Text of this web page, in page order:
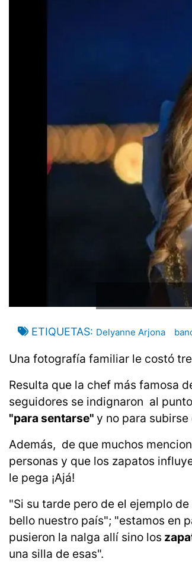
ETIQUETAS Delyanne Arjona
Una fotografía familiar le costó
Resulta que la chef más famosa
seguidores se indignaron al
"para sentarse" y no para subirse
Además, de que muchos
personas y que los zapatos
le pega ¡Ajá!
"Si su tarde pero de el ejemplo
bello nuestro país"; "estamos en
pusieron la nalga allí sino los
una silla de esas".